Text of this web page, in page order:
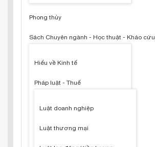
Phong thủy
Sách Chuyên ngành - Học thuật - Khảo cứu
Hiểu về Kinh tế
Pháp luật - Thuế
Luật doanh nghiệp
Luật thương mại